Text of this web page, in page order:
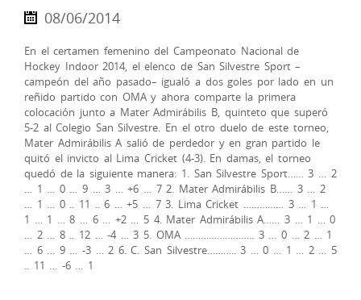
08/06/2014
En el certamen femenino del Campeonato Nacional de
Hockey Indoor 2014, el elenco de San Silvestre Sport –
campeón del año pasado– igualó a dos goles por lado en un
reñido partido con OMA y ahora comparte la primera
colocación junto a Mater Admirábilis B, quinteto que superó
5-2 al Colegio San Silvestre. En el otro duelo de este torneo,
Mater Admirábilis A salió de perdedor y en gran partido le
quitó el invicto al Lima Cricket (4-3).En damas, el torneo
quedó de la siguiente manera: 1. San Silvestre Sport…… 3 … 2
… 1 … 0 … 9 … 3 … +6 … 7 2. Mater Admirábilis B…… 3 … 2
… 1 … 0 .. 11 .. 6 … +5 … 7 3. Lima Cricket …………… 3 … 1 …
1 … 1 … 8 … 6 … +2 … 5 4. Mater Admirábilis A…… 3 … 1 … 0
… 2 … 8 .. 12 … -4 … 3 5. OMA …………………….. 3 … 0 … 2 … 1
… 6 … 9 … -3 … 2 6. C. San Silvestre……….. 3 … 0 … 1 … 2 … 5
.. 11 … -6 … 1